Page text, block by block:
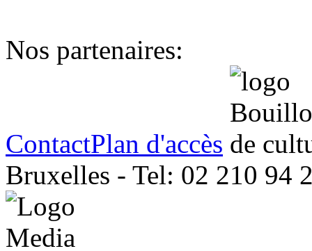
Nos partenaires:
ContactPlan d'accès
Bruxelles - Tel: 02 210 94